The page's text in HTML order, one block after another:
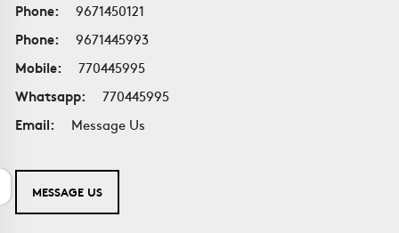
Phone:
9671450121
Phone:
9671445993
Mobile:
770445995
Whatsapp:
770445995
Email:
Message Us
MESSAGE US